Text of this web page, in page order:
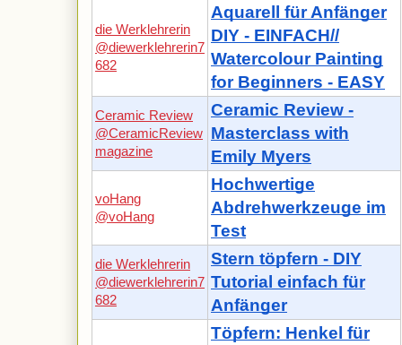
die Werklehrerin
@diewerklehrerin7
682
Aquarell für Anfänger
DIY - EINFACH//
Watercolour Painting
for Beginners - EASY
Ceramic Review
@CeramicReview
magazine
Ceramic Review -
Masterclass with
Emily Myers
voHang
@voHang
Hochwertige
Abdrehwerkzeuge im
Test
die Werklehrerin
@diewerklehrerin7
682
Stern töpfern - DIY
Tutorial einfach für
Anfänger
Töpfern: Henkel für